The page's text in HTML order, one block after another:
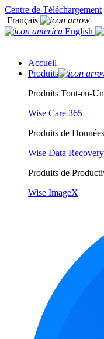
Centre de Téléchargement
Français
English
Accueil
Produits
Produits Tout-en-Un
Wise Care 365
Produits de
Wise Data Recovery
Produits de
Wise ImageX